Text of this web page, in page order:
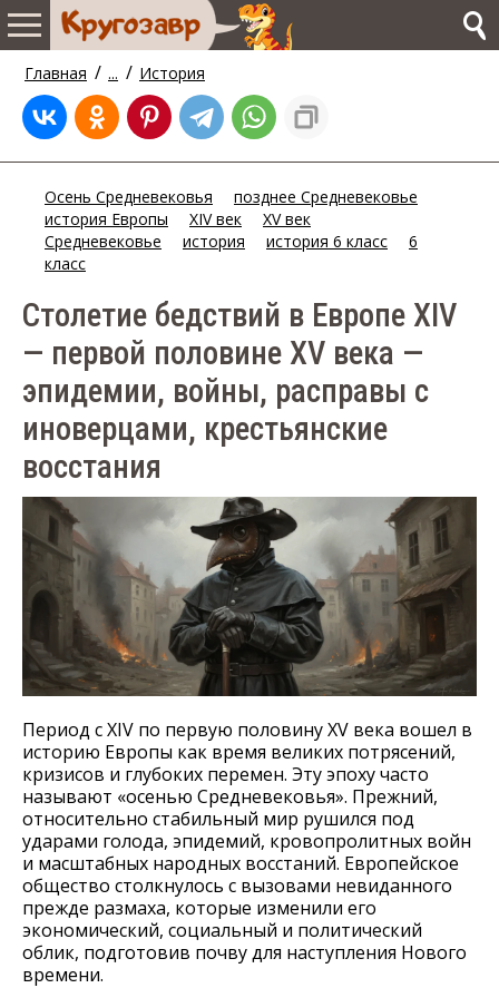
Главная / ... / История
Осень Средневековья
позднее Средневековье
история Европы
XIV век
XV век
Средневековье
история история 6 класс
6
класс
Столетие бедствий в Европе XIV
— первой половине XV века —
эпидемии, войны, расправы с
иноверцами, крестьянские
восстания
Период с XIV по первую половину XV века вошел в
историю Европы как время великих потрясений,
кризисов и глубоких перемен. Эту эпоху часто
называют «осенью Средневековья». Прежний,
относительно стабильный мир рушился под
ударами голода, эпидемий, кровопролитных войн
и масштабных народных восстаний. Европейское
общество столкнулось с вызовами невиданного
прежде размаха, которые изменили его
экономический, социальный и политический
облик, подготовив почву для наступления Нового
времени.